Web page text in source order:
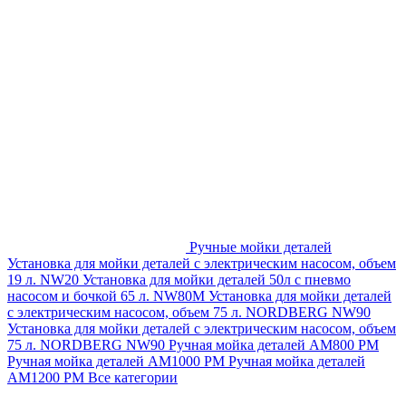
Ручные мойки деталей
Установка для мойки деталей с электрическим насосом, объем
19 л. NW20 Установка для мойки деталей 50л с пневмо
насосом и бочкой 65 л. NW80M Установка для мойки деталей
с электрическим насосом, объем 75 л. NORDBERG NW90
Установка для мойки деталей с электрическим насосом, объем
75 л. NORDBERG NW90 Ручная мойка деталей АМ800 РМ
Ручная мойка деталей АМ1000 РМ Ручная мойка деталей
АМ1200 РМ Все категории